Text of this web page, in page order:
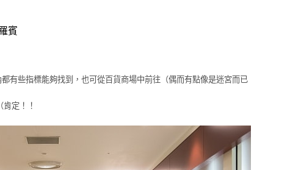
賓
都有些指標能夠找到，也可從百貨商場中前往（偶而有點像是迷宮而已
定！！